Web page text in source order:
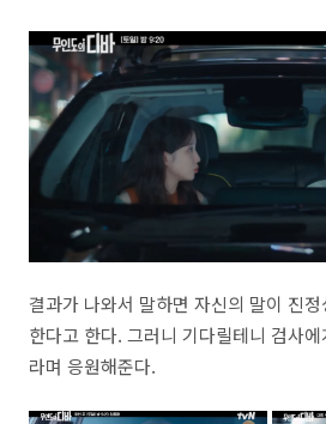
결과가 나와서 말하면 자신의 말이 진
한다고 한다. 그러니 기다릴테니 검사
라며 응원해준다.